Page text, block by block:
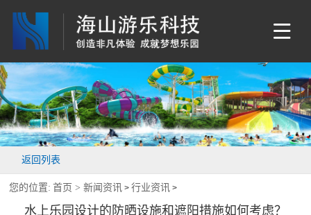
返回列表
您的位置: 首页 >新闻资讯 >行业资讯 >
水上乐园设计的防晒设施和遮阳措施如何考虑？